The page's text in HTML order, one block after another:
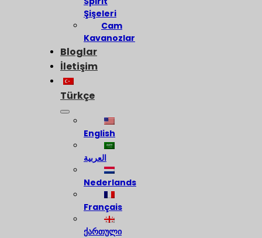
Şişeleri
Cam
Kavanozlar
Bloglar
İletişim
Türkçe
English
العربية
Nederlands
Français
ქართული